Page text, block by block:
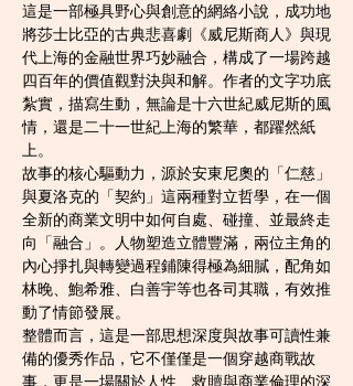
這是一部極具野心與創意的網絡小說，成功地
將莎士比亞的古典悲喜劇《威尼斯商人》與現
代上海的金融世界巧妙融合，構成了一場跨越
四百年的價值觀對決與和解。作者的文字功底
紮實，描寫生動，無論是十六世紀威尼斯的風
情，還是二十一世紀上海的繁華，都躍然紙
上。
故事的核心驅動力，源於安東尼奧的「仁慈」
與夏洛克的「契約」這兩種對立哲學，在一個
全新的商業文明中如何自處、碰撞、並最終走
向「融合」。人物塑造立體豐滿，兩位主角的
內心掙扎與轉變過程鋪陳得極為細膩，配角如
林晚、鮑希雅、白善宇等也各司其職，有效推
動了情節發展。
整體而言，這是一部思想深度與故事可讀性兼
備的優秀作品，它不僅僅是一個穿越商戰故
事，更是一場關於人性、救贖與商業倫理的深